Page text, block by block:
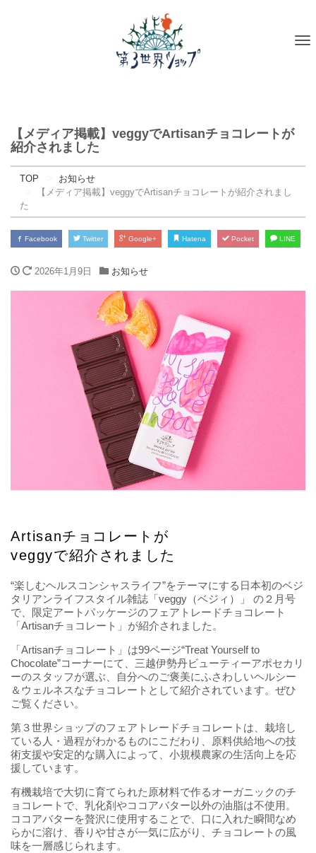
【メディア掲載】veggyでArtisanチョコレートが
紹介されました
TOP
お知らせ
【メディア掲載】veggyでArtisanチョコレートが紹介されまし
た
Facebook Twitter Google+ Hatena Pocket LINE
2026年1月9日 お知らせ
Artisanチョコレートが
veggyで紹介されました
“楽しむヘルスコンシャスライフ”をテーマにする日本初のベジ
タリアンライフスタイル雑誌「veggy（ベジィ）」 の２月号
で、限定アートパッケージのフェアトレードチョコレート
「Artisanチョコレート」が紹介されました。
「Artisanチョコレート」は99ページ“Treat Yourself to
Chocolate”コーナーにて、三越伊勢丹ビューティーアポセカリ
ーのスタッフが選ぶ、自分へのご褒美にふさわしいヘルシー
＆ウェルネスなチョコレートとして紹介されています。ぜひ
ご覧ください。
第３世界ショップのフェアトレードチョコレートは、栽培し
ている人・過程がわかるものにこだわり、原料供給地への技
術支援や安定的な購入によって、小規模農家の生活向上を応
援しています。
有機栽培で大切に育てられた原材料で作るオーガニックのチ
ョコレートで、乳化剤やココアバター以外の油脂は不使用。
ココアバターを贅沢に使用することで、口に入れた瞬間なめ
らかに溶け、香りや甘さが一気に広がり、チョコレートの風
味を一層感じられます。